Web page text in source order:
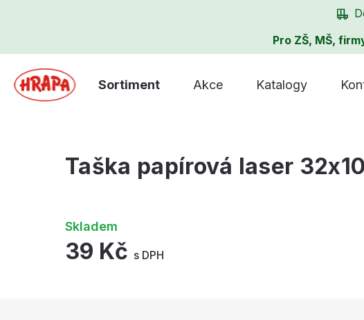
Pro ZŠ, MŠ,
Sortiment Akce Katalogy
Taška papírová laser
Skladem
39 Kč s DPH